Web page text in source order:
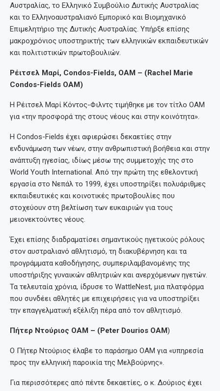
Αυστραλίας, το Ελληνικό Συμβούλιο Δυτικής Αυστραλίας
και το Ελληνοαυστραλιανό Εμπορικό και Βιομηχανικό
Επιμελητήριο της Δυτικής Αυστραλίας. Υπήρξε επίσης
μακροχρόνιος υποστηρικτής των ελληνικών εκπαιδευτικών
και πολιτιστικών πρωτοβουλιών.
Ρέιτσελ Μαρί, Condos-Fields, OAM – (Rachel Marie
Condos-Fields OAM)
Η Ρέιτσελ Μαρί Κόντος-Φιλντς τιμήθηκε με τον τίτλο OAM
για «την προσφορά της στους νέους και στην κοινότητα».
Η Condos-Fields έχει αφιερώσει δεκαετίες στην
ενδυνάμωση των νέων, στην ανθρωπιστική βοήθεια και στην
ανάπτυξη ηγεσίας, ιδίως μέσω της συμμετοχής της στο
World Youth International. Από την πρώτη της εθελοντική
εργασία στο Νεπάλ το 1999, έχει υποστηρίξει πολυάριθμες
εκπαιδευτικές και κοινοτικές πρωτοβουλίες που
στοχεύουν στη βελτίωση των ευκαιριών για τους
μειονεκτούντες νέους.
Έχει επίσης διαδραματίσει σημαντικούς ηγετικούς ρόλους
στον αυστραλιανό αθλητισμό, τη διακυβέρνηση και τα
προγράμματα καθοδήγησης, συμπεριλαμβανομένης της
υποστήριξης γυναικών αθλητριών και ανερχόμενων ηγετών.
Τα τελευταία χρόνια, ίδρυσε το WattleNest, μια πλατφόρμα
που συνδέει αθλητές με επιχειρήσεις για να υποστηρίξει
την επαγγελματική εξέλιξη πέρα από τον αθλητισμό.
Πήτερ Ντούριος OAM – (Peter Dourios OAM)
Ο Πήτερ Ντούριος έλαβε το παράσημο OAM για «υπηρεσία
προς την ελληνική παροικία της Μελβούρνης».
Για περισσότερες από πέντε δεκαετίες, ο κ. Δούριος έχει